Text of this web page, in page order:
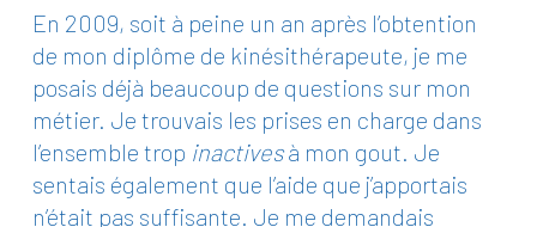
En 2009, soit à peine un an après l’obtention
de mon diplôme de kinésithérapeute, je me
posais déjà beaucoup de questions sur mon
métier. Je trouvais les prises en charge dans
l’ensemble trop inactivesà mon gout. Je
sentais également que l’aide que j’apportais
n’était pas suffisante. Je me demandais